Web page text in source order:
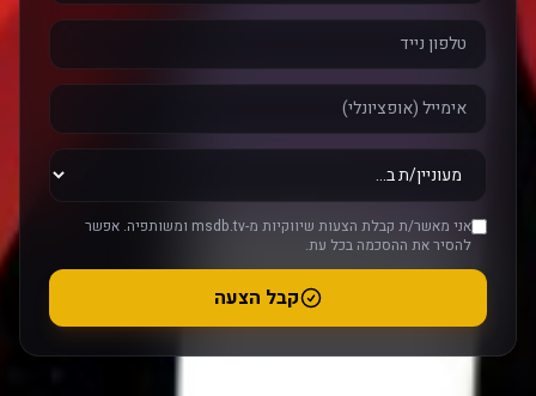
אני מאשר/ת קבלת הצעות שיווקיות מ-msdb.tv ומשותפיה. אפשר
להסיר את ההסכמה בכל עת.
קבל הצעה